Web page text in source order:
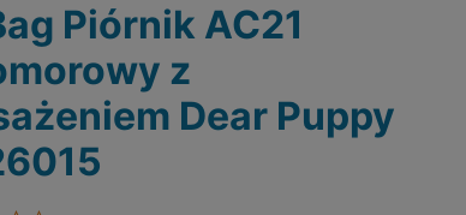
Piórnik AC21
z
Dear Puppy